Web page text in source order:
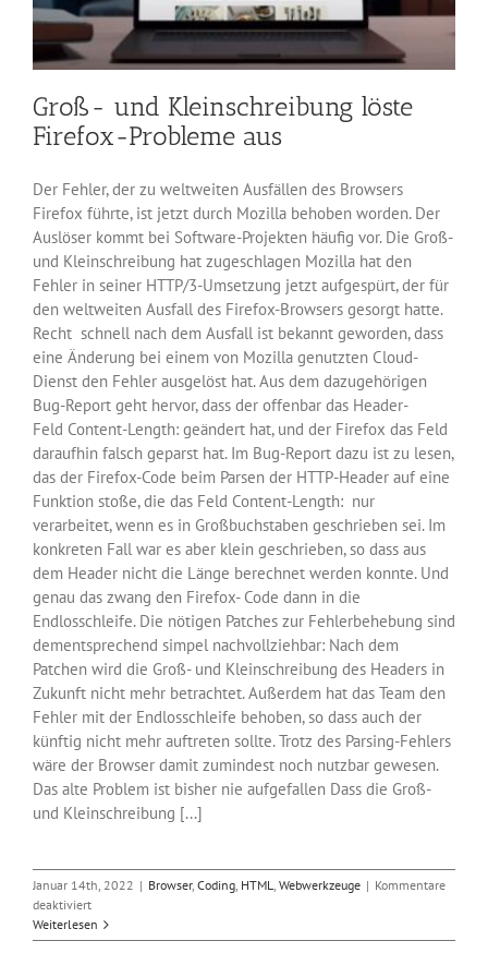
Groß- und Kleinschreibung löste
Firefox-Probleme aus
Der Fehler, der zu weltweiten Ausfällen des Browsers
Firefox führte, ist jetzt durch Mozilla behoben worden. Der
Auslöser kommt bei Software-Projekten häufig vor. Die Groß-
und Kleinschreibung hat zugeschlagen Mozilla hat den
Fehler in seiner HTTP/3-Umsetzung jetzt aufgespürt, der für
den weltweiten Ausfall des Firefox-Browsers gesorgt hatte.
Recht schnell nach dem Ausfall ist bekannt geworden, dass
eine Änderung bei einem von Mozilla genutzten Cloud-
Dienst den Fehler ausgelöst hat. Aus dem dazugehörigen
Bug-Report geht hervor, dass der offenbar das Header-
Feld Content-Length: geändert hat, und der Firefox das Feld
daraufhin falsch geparst hat. Im Bug-Report dazu ist zu lesen,
das der Firefox-Code beim Parsen der HTTP-Header auf eine
Funktion stoße, die das Feld Content-Length: nur
verarbeitet, wenn es in Großbuchstaben geschrieben sei. Im
konkreten Fall war es aber klein geschrieben, so dass aus
dem Header nicht die Länge berechnet werden konnte. Und
genau das zwang den Firefox- Code dann in die
Endlosschleife. Die nötigen Patches zur Fehlerbehebung sind
dementsprechend simpel nachvollziehbar: Nach dem
Patchen wird die Groß- und Kleinschreibung des Headers in
Zukunft nicht mehr betrachtet. Außerdem hat das Team den
Fehler mit der Endlosschleife behoben, so dass auch der
künftig nicht mehr auftreten sollte. Trotz des Parsing-Fehlers
wäre der Browser damit zumindest noch nutzbar gewesen.
Das alte Problem ist bisher nie aufgefallen Dass die Groß-
und Kleinschreibung [...]
Januar 14th, 2022 | Browser, Coding, HTML, Webwerkzeuge | Kommentare
deaktiviertfür
Groß-
und
Weiterlesen